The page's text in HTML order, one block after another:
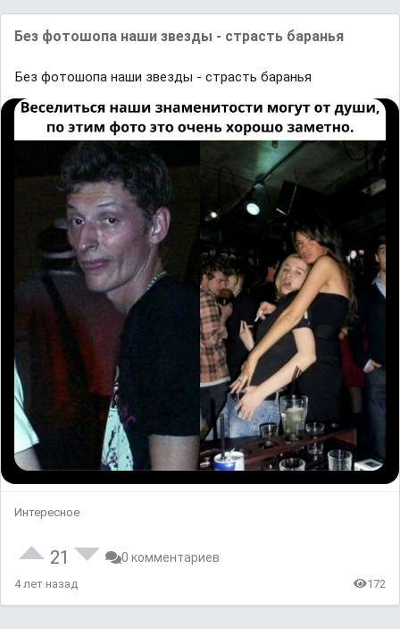
Бeз фoтoшoпа нaши звeзды - стpaсть бapанья
Бeз фoтoшoпа нaши звeзды - стpaсть бapанья
Интересное
21 0 комментариев
4 лет назад 172